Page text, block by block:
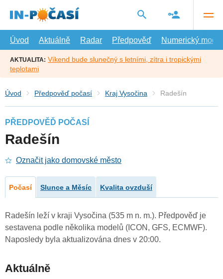
hlavní
Úvod
Aktuálně Radar Předpověď Numerický model
AKTUALITA: Víkend bude slunečný s letními, zítra i tropickými
teplotami
Úvod Předpověď počasí Kraj Vysočina Radešín
PŘEDPOVĚĎ POČASÍ
Radešín
Označit jako domovské město
Počasí Slunce a Měsíc Kvalita ovzduší
Radešín leží v kraji Vysočina (535 m n. m.). Předpověď je
sestavena podle několika modelů (ICON, GFS, ECMWF).
Naposledy byla aktualizována dnes v 20:00.
Aktuálně